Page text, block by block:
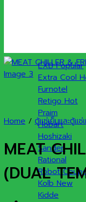
EXB
Extra Cool
Furnotel
Retigo
Praim
Hobart
Hoshizaki
Sanden
Rational
Robot Coupe
Kolb
Kidde
Home / ตู้แช่เย็นและตู้แ
MEAT
(DUAL